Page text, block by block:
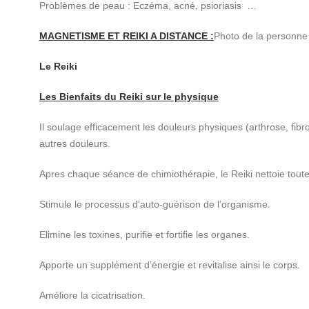
Problèmes de peau : Eczéma, acné, psioriasis …
MAGNETISME ET REIKI A DISTANCE :Photo de la
Le Reiki
Les Bienfaits du Reiki sur le physique
Il soulage efficacement les douleurs physiques (arthrose,
autres douleurs.
Apres chaque séance de chimiothérapie, le Reiki nettoie
Stimule le processus d’auto-guérison de l’organisme.
Elimine les toxines, purifie et fortifie les organes.
Apporte un supplément d’énergie et revitalise ainsi le corps.
Améliore la cicatrisation.